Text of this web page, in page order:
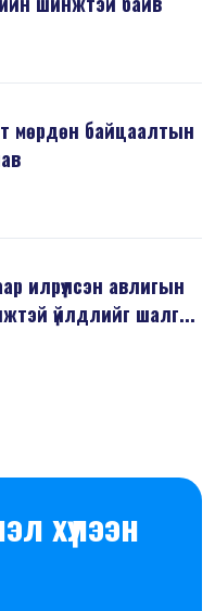
мөрдөн байцаалтын
илрүүлсэн авлигын
үйлдлийг шалг...
хүлээн